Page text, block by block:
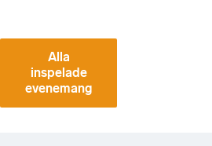
Alla
inspelade
evenemang